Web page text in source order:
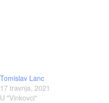
Tomislav Lanc
17 travnja, 2021
U "Vinkovci"